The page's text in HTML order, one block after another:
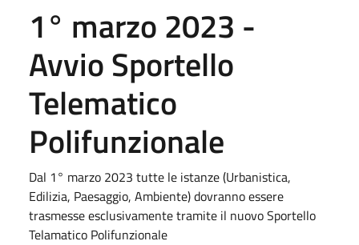
1° marzo 2023 -
Avvio Sportello
Telematico
Polifunzionale
Dal 1° marzo 2023 tutte le istanze (Urbanistica,
Edilizia, Paesaggio, Ambiente) dovranno essere
trasmesse esclusivamente tramite il nuovo Sportello
Telamatico Polifunzionale